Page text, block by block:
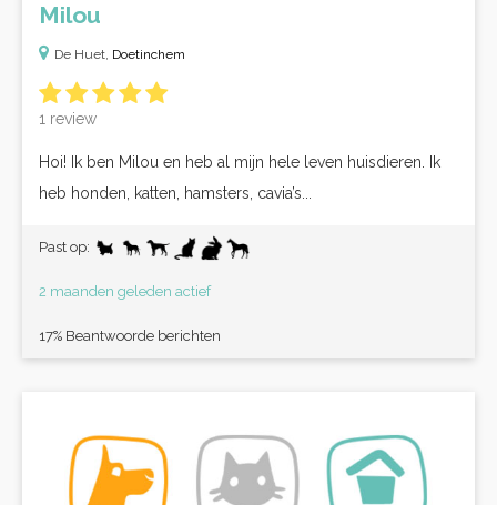
Milou
De Huet, Doetinchem
1 review
Hoi! Ik ben Milou en heb al mijn hele leven huisdieren. Ik
heb honden, katten, hamsters, cavia’s...
Past op:
2 maanden geleden actief
17% Beantwoorde berichten